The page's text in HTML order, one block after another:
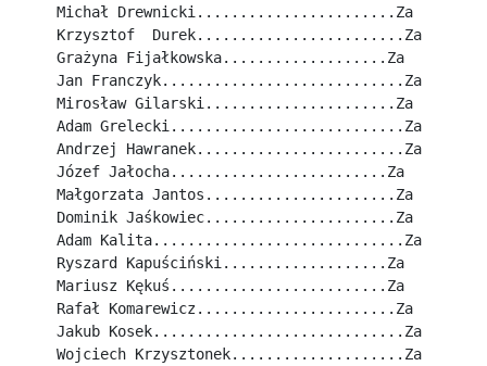
Michał Drewnicki.......................Za
Krzysztof  Durek........................Za
Grażyna Fijałkowska...................Za
Jan Franczyk............................Za
Mirosław Gilarski......................Za
Adam Grelecki...........................Za
Andrzej Hawranek........................Za
Józef Jałocha.........................Za
Małgorzata Jantos......................Za
Dominik Jaśkowiec......................Za
Adam Kalita.............................Za
Ryszard Kapuściński...................Za
Mariusz Kękuś.........................Za
Rafał Komarewicz.......................Za
Jakub Kosek.............................Za
Wojciech Krzysztonek....................Za